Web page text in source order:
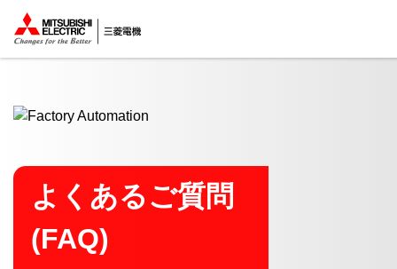
ここから本文
よくあるご質問
(FAQ)